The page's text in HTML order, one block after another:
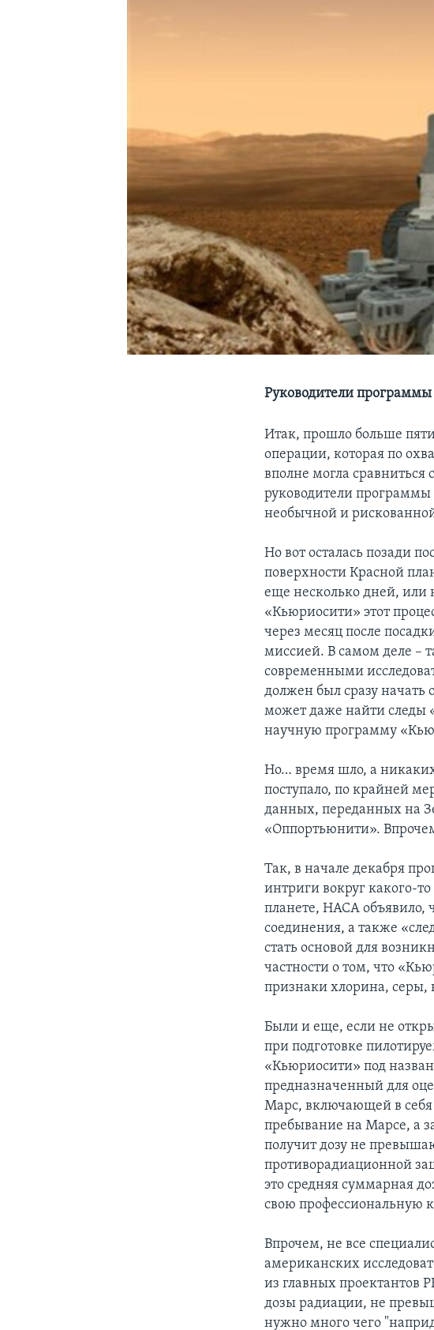
Руководители
Итак, прошло больше
операции, которая по
вполне могла
руководители программы
необычной и
Но вот осталась позади
поверхности Красной
еще несколько дней, или
«Кьюриосити» этот
через месяц после
миссией. В самом деле –
современными
должен был сразу
может даже найти следы
научную программу
Но… время шло, а
поступало, по крайней
данных, переданных на
«Оппортьюнити».
Так, в начале декабря
интриги вокруг какого-
планете, НАСА объявило,
соединения, а также
стать основой для
частности о том, что
признаки хлорина, серы,
Были и еще, если не
при подготовке
«Кьюриосити» под
предназначенный для
Марс, включающей в себя
пребывание на Марсе, а
получит дозу не
противорадиационной
это средняя суммарная
свою профессиональную
Впрочем, не все
американских
из главных проектантов
дозы радиации, не
нужно много чего